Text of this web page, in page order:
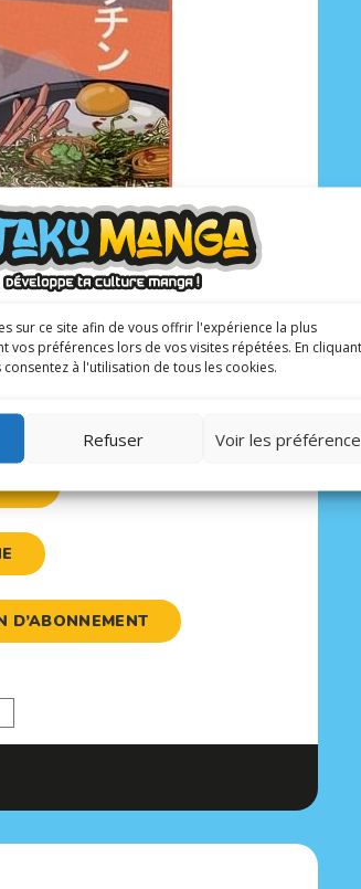
sur ce site afin de vous offrir l'expérience la plus
vos préférences lors de vos visites répétées. En cliquant
à l'utilisation de tous les cookies.
Refuser Voir les
D’ABONNEMENT